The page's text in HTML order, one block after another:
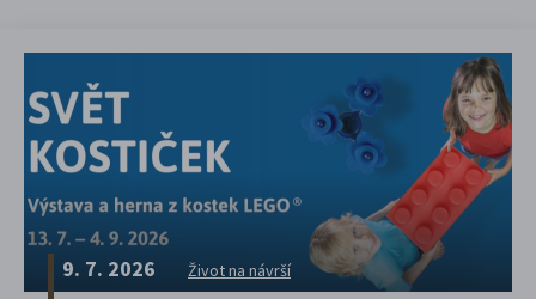
9. 7. 2026 Život na návrší